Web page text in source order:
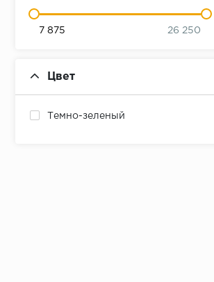
7 875 26 250
Цвет
Темно-зеленый